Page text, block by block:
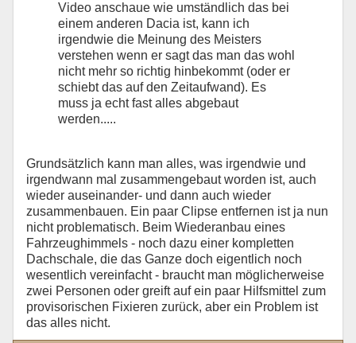
Video anschaue wie umständlich das bei
einem anderen Dacia ist, kann ich
irgendwie die Meinung des Meisters
verstehen wenn er sagt das man das wohl
nicht mehr so richtig hinbekommt (oder er
schiebt das auf den Zeitaufwand). Es
muss ja echt fast alles abgebaut
werden.....
Grundsätzlich kann man alles, was irgendwie und
irgendwann mal zusammengebaut worden ist, auch
wieder auseinander- und dann auch wieder
zusammenbauen. Ein paar Clipse entfernen ist ja nun
nicht problematisch. Beim Wiederanbau eines
Fahrzeughimmels - noch dazu einer kompletten
Dachschale, die das Ganze doch eigentlich noch
wesentlich vereinfacht - braucht man möglicherweise
zwei Personen oder greift auf ein paar Hilfsmittel zum
provisorischen Fixieren zurück, aber ein Problem ist
das alles nicht.